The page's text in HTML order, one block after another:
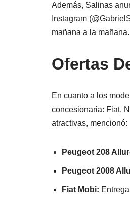
Además, Salinas
Instagram
mañana a la mañana.
Ofertas
En cuanto a los
concesionaria: Fiat,
atractivas, mencionó:
Peugeot 208
Peugeot 2008
Fiat Mobi: